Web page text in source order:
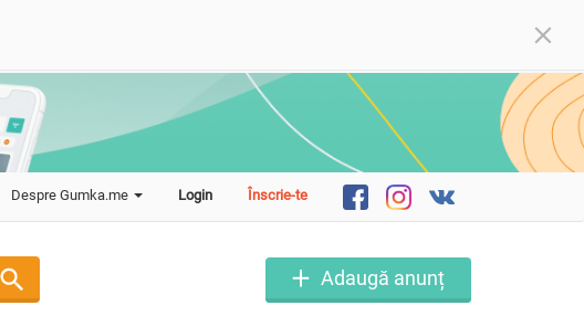
Despre Gumka.me Login Înscrie-te
Adaugă anunț